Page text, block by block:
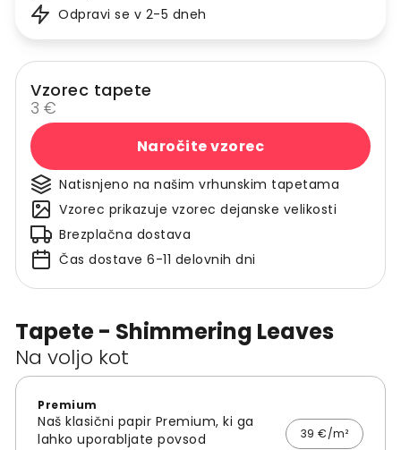
Tapete - Shimmering Leaves
Na voljo kot
Premium
Naš klasični papir Premium, ki ga
lahko uporabljate povsod
39 €/m²
Odpravi se v 2-5 dneh
Vzorec tapete
3 €
Naročite vzorec
Natisnjeno na našim vrhunskim tapetama
Vzorec prikazuje vzorec dejanske velikosti
Brezplačna dostava
Čas dostave 6-11 delovnih dni